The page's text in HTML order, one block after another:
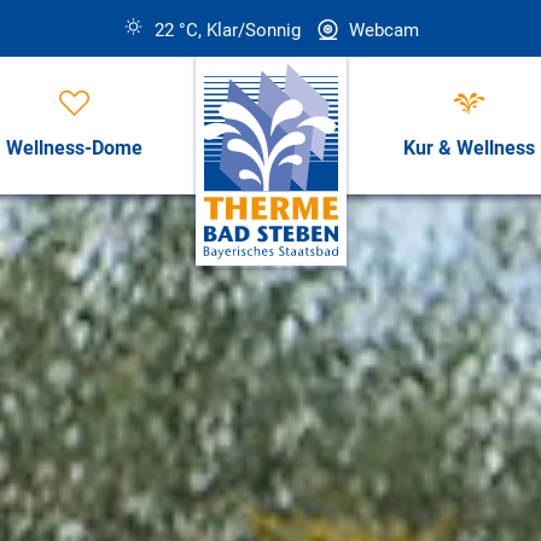
22 °C, Klar/Sonnig Webcam
Öffnungszeiten, Preise &
Wellness-Dome Kur & Wellness
Öffnungszeiten & Preise